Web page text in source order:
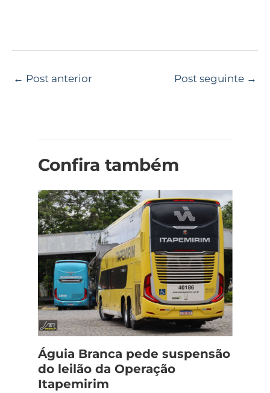
← Post anterior Post seguinte →
Confira também
Águia Branca pede suspensão
do leilão da Operação
Itapemirim